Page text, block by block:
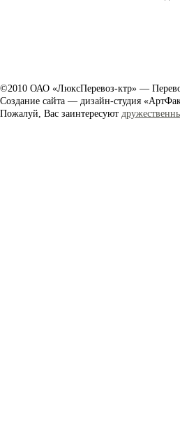
©2010 ОАО «ЛюксПеревоз-ктр» —
Создание сайта — дизайн-студия
Пожалуй, Вас заинтересуют